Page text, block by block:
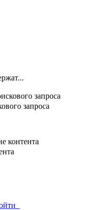
запроса
запроса
контента